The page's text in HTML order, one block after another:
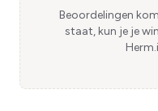
Beoordelingen
staat, kun je je